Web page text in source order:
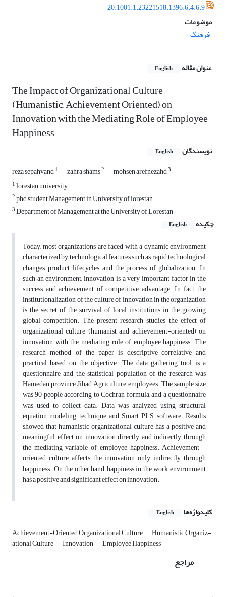
20.1001.1.23221518.1396.6.4.6.9
موضوعات
فرهنگ
عنوان مقاله English
The Impact of Organizational Culture
(Humanistic, Achievement Oriented) on
Innovation with the Mediating Role of Employee
Happiness
نویسندگان English
reza sepahvand1 zahra shams2 mohsen arefnezahd3
1lorestan university
2phd student Management in University of lorestan
3Department of Management at the University of Lorestan
چکیده
English
Today, most organizations are faced with a dynamic environment
characterized by technological features such as rapid technological
changes, product lifecycles, and the process of globalization. In
such an environment, innovation is a very important factor in the
success and achievement of competitive advantage. In fact, the
institutionalization of the culture of innovation in the organization
is the secret of the survival of local institutions in the growing
global competition. The present research studies the effect of
organizational culture (humanist and achievement-oriented) on
innovation with the mediating role of employee happiness. The
research method of the paper is descriptive-correlative and
practical based on the objective. The data gathering tool is a
questionnaire and the statistical population of the research was
Hamedan province Jihad Agriculture employees. The sample size
was 90 people according to Cochran formula, and a questionnaire
was used to collect data. Data was analyzed using structural
equation modeling technique and Smart PLS software. Results
showed that humanistic organizational culture has a positive and
meaningful effect on innovation directly and indirectly through
the mediating variable of employee happiness. Achievement -
oriented culture affects the innovation only indirectly through
happiness. On the other hand, happiness in the work environment
has a positive and significant effect on innovation.
کلیدواژه‌ها English
Achievement-Oriented Organizational Culture Humanistic Organiz-
ational Culture Innovation Employee Happiness
مراجع